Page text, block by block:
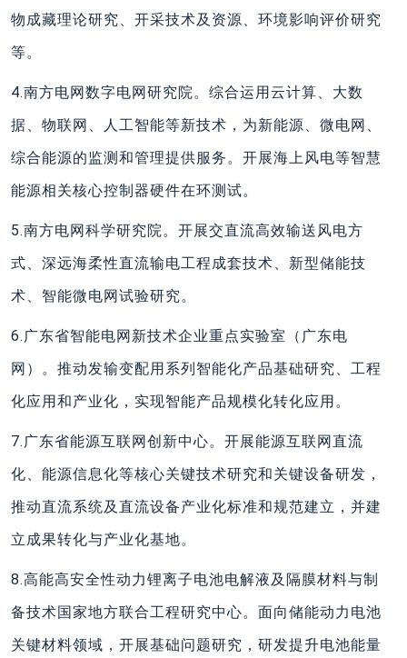
物成藏理论研究、开采技术及资源、环境影响评价研究
等。
4.南方电网数字电网研究院。综合运用云计算、大数
据、物联网、人工智能等新技术，为新能源、微电网、
综合能源的监测和管理提供服务。开展海上风电等智慧
能源相关核心控制器硬件在环测试。
5.南方电网科学研究院。开展交直流高效输送风电方
式、深远海柔性直流输电工程成套技术、新型储能技
术、智能微电网试验研究。
6.广东省智能电网新技术企业重点实验室（广东电
网）。推动发输变配用系列智能化产品基础研究、工程
化应用和产业化，实现智能产品规模化转化应用。
7.广东省能源互联网创新中心。开展能源互联网直流
化、能源信息化等核心关键技术研究和关键设备研发，
推动直流系统及直流设备产业化标准和规范建立，并建
立成果转化与产业化基地。
8.高能高安全性动力锂离子电池电解液及隔膜材料与制
备技术国家地方联合工程研究中心。面向储能动力电池
关键材料领域，开展基础问题研究，研发提升电池能量